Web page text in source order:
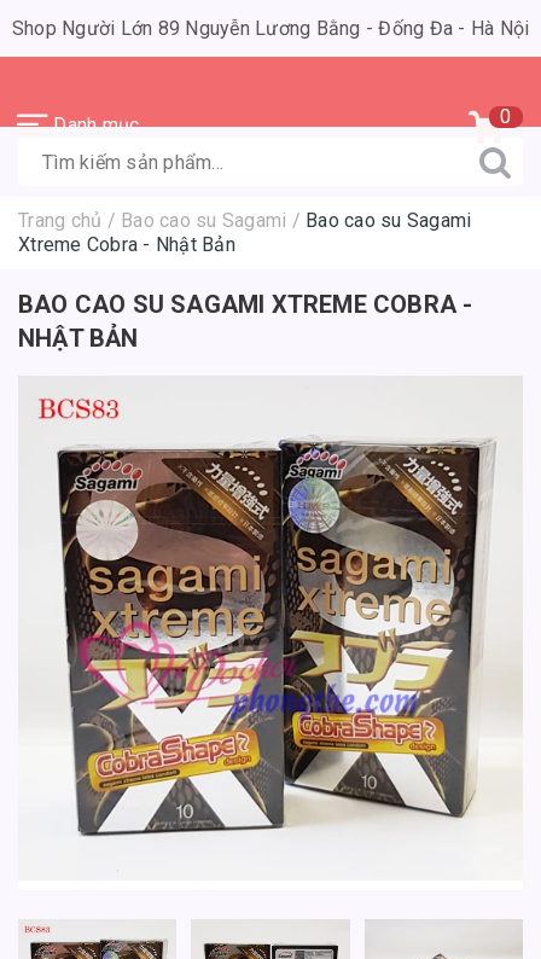
Shop Người Lớn 89 Nguyễn Lương Bằng - Đống Đa - Hà Nội
Danh mục 0
Trang chủ / Bao cao su Sagami / Bao cao su Sagami
Xtreme Cobra - Nhật Bản
BAO CAO SU SAGAMI XTREME COBRA -
NHẬT BẢN